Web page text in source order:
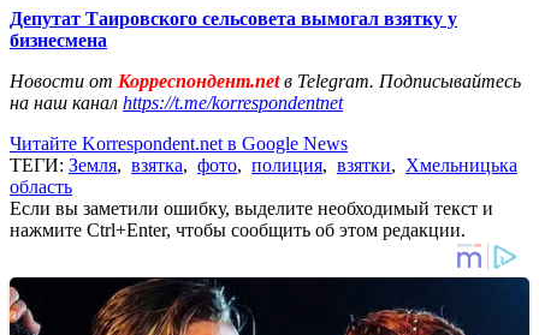
Депутат Таировского сельсовета вымогал взятку у
бизнесмена
Новости от Корреспондент.netв Telegram. Подписывайтесь
на наш канал https://t.me/korrespondentnet
Читайте Korrespondent.net в Google News
ТЕГИ: Земля, взятка, фото, полиция, взятки, Хмельницька
область
Если вы заметили ошибку, выделите необходимый текст и
нажмите Ctrl+Enter, чтобы сообщить об этом редакции.